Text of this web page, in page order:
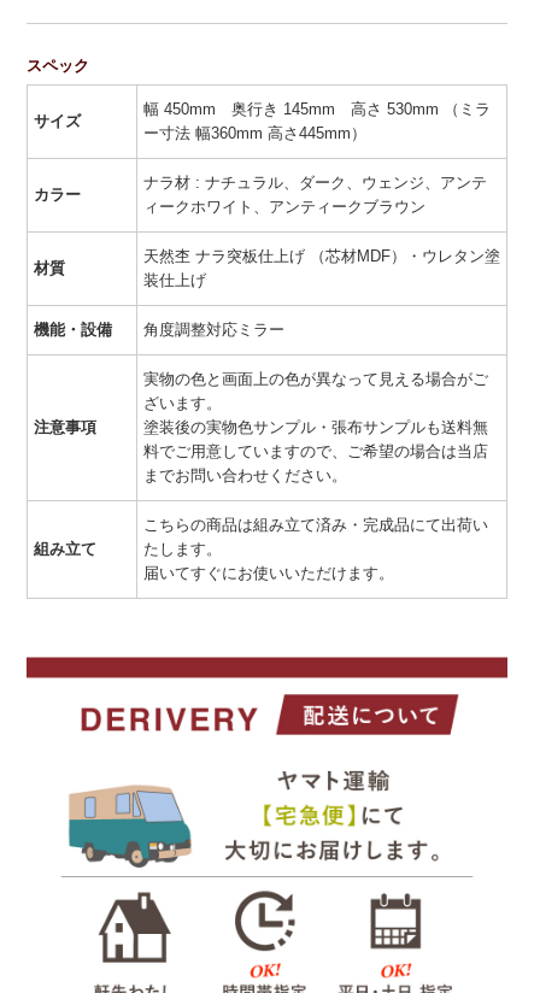
スペック
サイズ
幅 450mm 奥行き 145mm 高さ 530mm （ミラ
ー寸法 幅360mm 高さ445mm）
カラー
ナラ材 : ナチュラル、ダーク、ウェンジ、アンテ
ィークホワイト、アンティークブラウン
材質
天然杢 ナラ突板仕上げ （芯材MDF）・ウレタン塗
装仕上げ
機能・設備 角度調整対応ミラー
注意事項
実物の色と画面上の色が異なって見える場合がご
ざいます。
塗装後の実物色サンプル・張布サンプルも送料無
料でご用意していますので、ご希望の場合は当店
までお問い合わせください。
組み立て
こちらの商品は組み立て済み・完成品にて出荷い
たします。
届いてすぐにお使いいただけます。